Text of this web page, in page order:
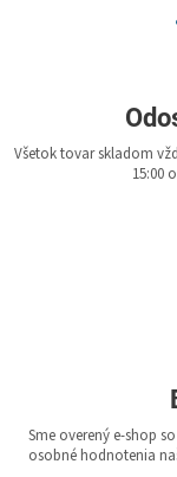
Všetok tovar skladom
15:00
Sme overený e-shop
osobné hodnotenia